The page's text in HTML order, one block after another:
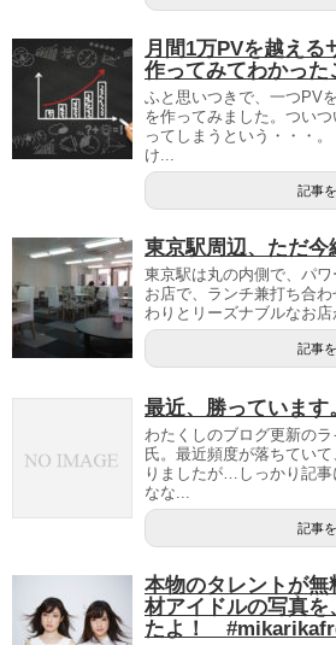
月間1万PVを越える
作ってみてわかった
ふと思いつきで、一つPV
を作ってみました。つい
ってしまうという・・・
け...
記事
東京駅周辺、ただ今
東京駅は丸の内側で、パ
お店で、ランチ兼打ち合わ
わりとリーズナブルなお
記事
最近、勝っています
わたくしのブログ更新の
氏。最近頻度が落ちてい
りましたが…しっかり記事
なな...
記事
本物のタレントが
材アイドルの写真
たよ！